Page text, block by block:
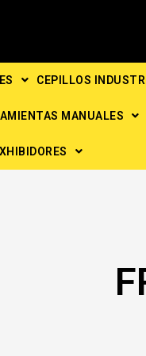
CEPILLOS
MANUALES